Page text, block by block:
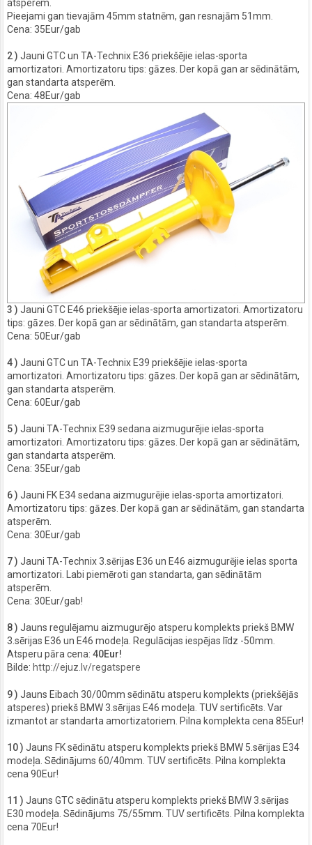
atsperēm.
Pieejami gan tievajām 45mm statnēm, gan resnajām 51mm.
Cena: 35Eur/gab
2 ) Jauni GTC un TA-Technix E36 priekšējie ielas-sporta
amortizatori. Amortizatoru tips: gāzes. Der kopā gan ar sēdinātām,
gan standarta atsperēm.
Cena: 48Eur/gab
3 ) Jauni GTC E46 priekšējie ielas-sporta amortizatori. Amortizatoru
tips: gāzes. Der kopā gan ar sēdinātām, gan standarta atsperēm.
Cena: 50Eur/gab
4 ) Jauni GTC un TA-Technix E39 priekšējie ielas-sporta
amortizatori. Amortizatoru tips: gāzes. Der kopā gan ar sēdinātām,
gan standarta atsperēm.
Cena: 60Eur/gab
5 ) Jauni TA-Technix E39 sedana aizmugurējie ielas-sporta
amortizatori. Amortizatoru tips: gāzes. Der kopā gan ar sēdinātām,
gan standarta atsperēm.
Cena: 35Eur/gab
6 ) Jauni FK E34 sedana aizmugurējie ielas-sporta amortizatori.
Amortizatoru tips: gāzes. Der kopā gan ar sēdinātām, gan standarta
atsperēm.
Cena: 30Eur/gab
7 ) Jauni TA-Technix 3.sērijas E36 un E46 aizmugurējie ielas sporta
amortizatori. Labi piemēroti gan standarta, gan sēdinātām
atsperēm.
Cena: 30Eur/gab!
8 ) Jauns regulējamu aizmugurējo atsperu komplekts priekš BMW
3.sērijas E36 un E46 modeļa. Regulācijas iespējas līdz -50mm.
Atsperu pāra cena: 40Eur!
Bilde: http://ejuz.lv/regatspere
9 ) Jauns Eibach 30/00mm sēdinātu atsperu komplekts (priekšējās
atsperes) priekš BMW 3.sērijas E46 modeļa. TUV sertificēts. Var
izmantot ar standarta amortizatoriem. Pilna komplekta cena 85Eur!
10 ) Jauns FK sēdinātu atsperu komplekts priekš BMW 5.sērijas E34
modeļa. Sēdinājums 60/40mm. TUV sertificēts. Pilna komplekta
cena 90Eur!
11 ) Jauns GTC sēdinātu atsperu komplekts priekš BMW 3.sērijas
E30 modeļa. Sēdinājums 75/55mm. TUV sertificēts. Pilna komplekta
cena 70Eur!